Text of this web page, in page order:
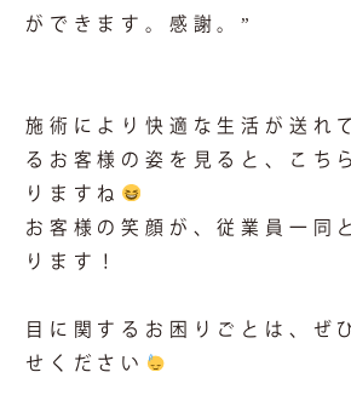
ができます。感謝。”
施術により快適な生活が送れ
るお客様の姿を見ると、こち
りますね
お客様の笑顔が、従業員一同
ります！
目に関するお困りごとは、ぜ
せください